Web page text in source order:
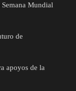
Mundial
de
apoyos de la